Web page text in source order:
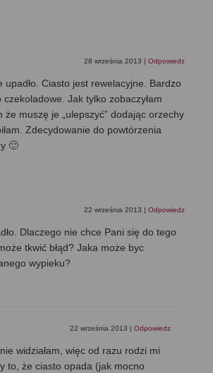
28 września 2013 | Odpowiedz
upadło. Ciasto jest rewelacyjne. Bardzo
Jak tylko zobaczyłam
że muszę je „ulepszyć” dodając orzechy
Zdecydowanie do powtórzenia
🙂
22 września 2013 | Odpowiedz
Dlaczego nie chce Pani się do tego
tkwić błąd? Jaka może byc
wypieku?
22 września 2013 | Odpowiedz
widziałam, więc od razu rodzi mi
to, że ciasto opada (jak mocno